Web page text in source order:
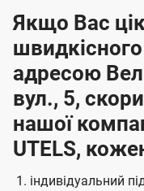
Якщо Вас
швидкісного
адресою
вул., 5,
нашої
UTELS,
індивідуальний